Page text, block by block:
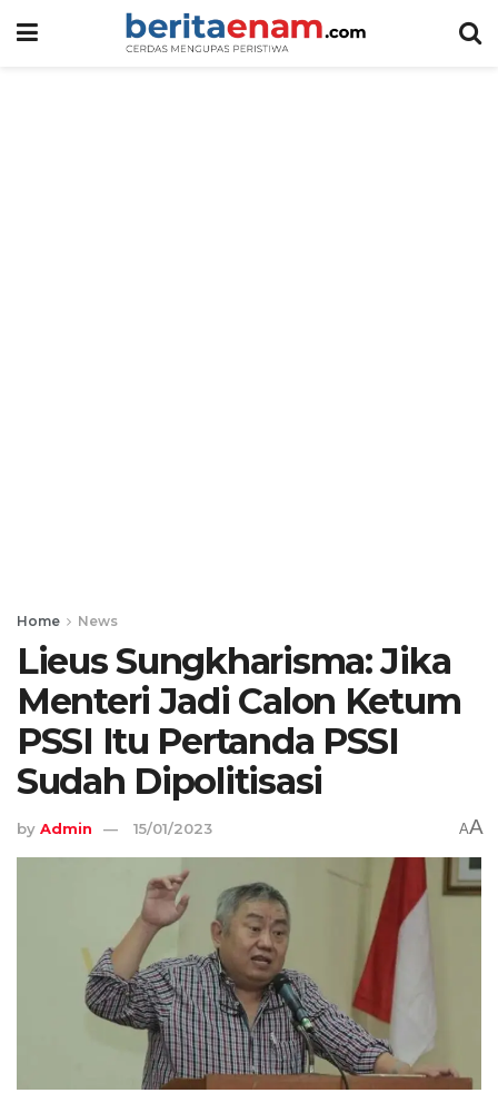
Home News
Lieus Sungkharisma: Jika
Menteri Jadi Calon Ketum
PSSI Itu Pertanda PSSI
Sudah Dipolitisasi
by Admin 15/01/2023 AA